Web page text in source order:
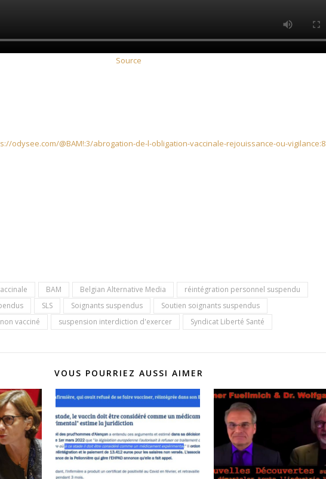
Source
odysee.com/@BAM!:3/abrogation-de-l-obligation-vaccinale-rejouissance-ou-vigilance:8
BAM Belgian Alternative Media
réintégration personnel suspendu
SLS Soignants suspendus
Soutien soignants suspendus
vacciné
suspension interdiction d'exercer Syndicat Liberté Santé
VOUS POURRIEZ AUSSI AIMER